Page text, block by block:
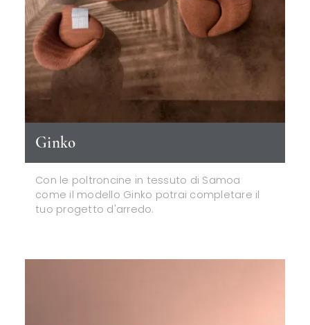
Ginko
Con le poltroncine in tessuto di Samoa
come il modello Ginko potrai completare il
tuo progetto d'arredo.